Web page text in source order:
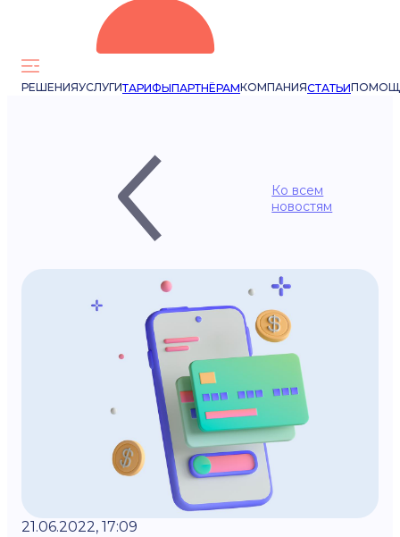
РЕШЕНИЯУСЛУГИТАРИФЫПАРТНЁРАМКОМПАНИЯСТАТЬИ
Ко всем
новостям
21.06.2022, 17:09